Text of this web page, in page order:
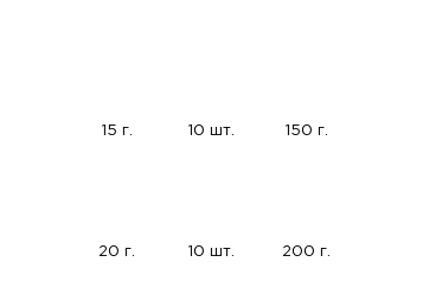
15 г. 10 шт. 150 г.
20 г. 10 шт. 200 г.